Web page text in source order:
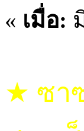
« เมื่อ:
★ ซา